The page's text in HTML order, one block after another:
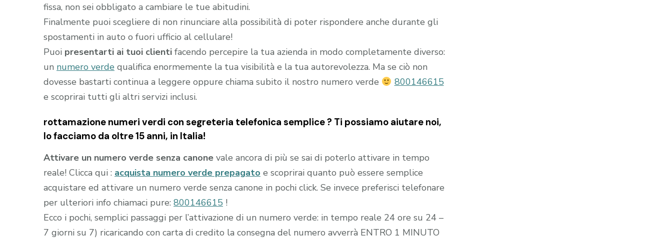
fissa, non sei obbligato a cambiare le tue abitudini.
Finalmente puoi scegliere di non rinunciare alla possibilità di poter rispondere anche durante gli
spostamenti in auto o fuori ufficio al cellulare!
Puoi presentarti ai tuoi clienti facendo percepire la tua azienda in modo completamente diverso:
un numero verde qualifica enormemente la tua visibilità e la tua autorevolezza. Ma se ciò non
dovesse bastarti continua a leggere oppure chiama subito il nostro numero verde
800146615
e scoprirai tutti gli altri servizi inclusi.
rottamazione numeri verdi con segreteria telefonica semplice ? Ti possiamo aiutare noi,
lo facciamo da oltre 15 anni, in Italia!
Attivare un numero verde senza canone vale ancora di più se sai di poterlo attivare in tempo
reale! Clicca qui : acquista numero verde prepagato e scoprirai quanto può essere semplice
acquistare ed attivare un numero verde senza canone in pochi click. Se invece preferisci telefonare
per ulteriori info chiamaci pure: 800146615 !
Ecco i pochi, semplici passaggi per l’attivazione di un numero verde: in tempo reale 24 ore su 24 –
7 giorni su 7) ricaricando con carta di credito la consegna del numero avverrà ENTRO 1 MINUTO